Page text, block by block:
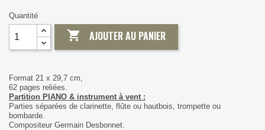
Quantité
 AJOUTER AU PANIER
Format 21 x 29,7 cm,
62 pages reliées.
Partition PIANO & instrument à vent :
Parties séparées de clarinette, flûte ou hautbois, trompette ou
bombarde.
Compositeur Germain Desbonnet.